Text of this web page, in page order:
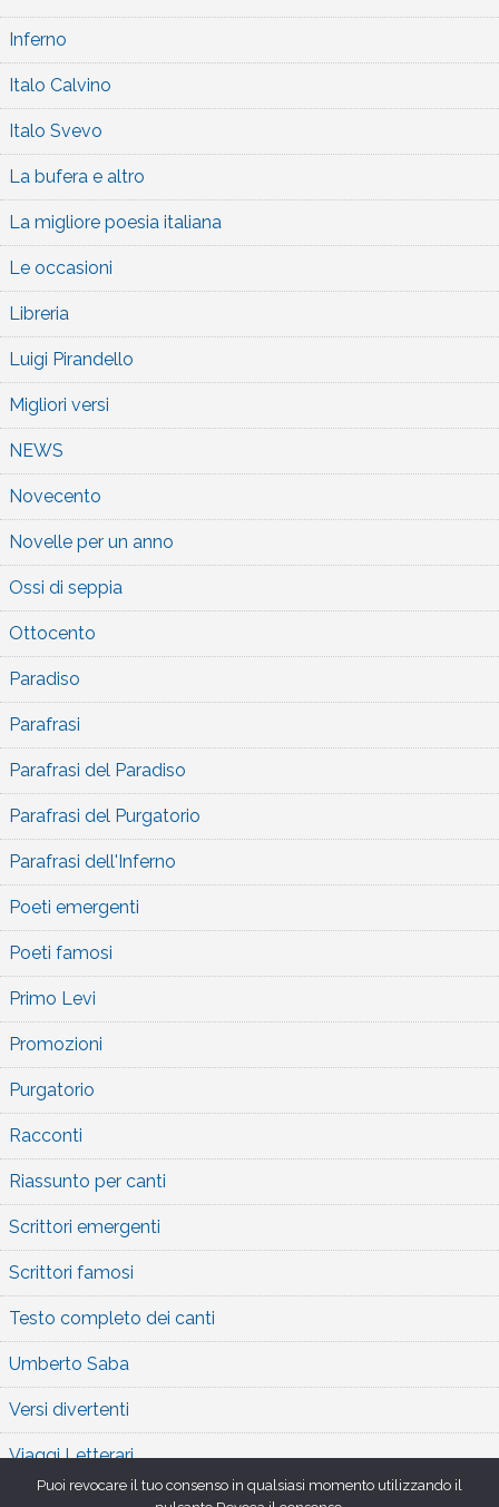
Inferno
Italo Calvino
Italo Svevo
La bufera e altro
La migliore poesia italiana
Le occasioni
Libreria
Luigi Pirandello
Migliori versi
NEWS
Novecento
Novelle per un anno
Ossi di seppia
Ottocento
Paradiso
Parafrasi
Parafrasi del Paradiso
Parafrasi del Purgatorio
Parafrasi dell'Inferno
Poeti emergenti
Poeti famosi
Primo Levi
Promozioni
Purgatorio
Racconti
Riassunto per canti
Scrittori emergenti
Scrittori famosi
Testo completo dei canti
Umberto Saba
Versi divertenti
Viaggi Letterari
Puoi revocare il tuo consenso in qualsiasi momento utilizzando il